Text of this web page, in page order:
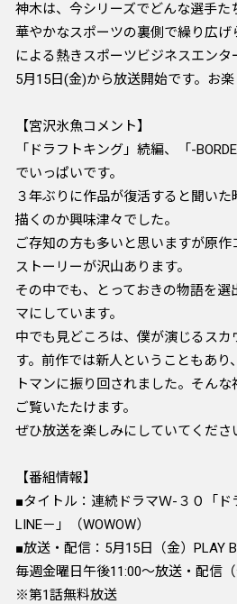
神木は、今シリーズでどんな選手た
華やかなスポーツの裏側で繰り広げ
による熱きスポーツビジネスエン
5月15日(金)から放送開始です。お楽
【宮沢氷魚コメント】
「ドラフトキング」続編、「-
でいっぱいです。
３年ぶりに作品が復活すると聞い
描くのか興味津々でした。
ご存知の方も多いと思いますが原
ストーリーが沢山あります。
その中でも、とっておきの物語を選
マにしています。
中でも見どころは、僕が演じるス
す。前作では新人ということもあり
トマンに振り回されました。そん
ご覧いたたけます。
ぜひ放送を楽しみにしていてくださ
【番組情報】
■タイトル：連続ドラマＷ-３０「ド
LINE－」（WOWOW）
■放送・配信：5月15日（金）PLAY
毎週金曜日午後11:00～放送・配信（
※第1話無料放送